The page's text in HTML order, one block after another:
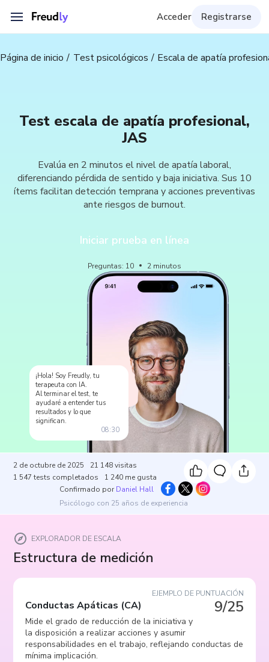
Acceder Registrarse
Página de inicio Test psicológicos Escala de apatía
Test escala de apatía profesional,
JAS
Evalúa en 2 minutos el nivel de apatía laboral,
diferenciando pérdida de sentido y baja iniciativa. Sus 10
ítems facilitan detección temprana y acciones preventivas
ante riesgos de burnout.
Iniciar prueba en línea
Preguntas: 10 2 minutos
¡Hola! Soy Freudly, tu
terapeuta con IA.
Al terminar el test, te
ayudaré a entender tus
resultados y lo que
significan.
08:30
2 de octubre de 2025 21 148 visitas
1 547 tests completados 1 240 me gusta
Confirmado por Daniel Hall
Psicólogo con 25 años de experiencia
EXPLORADOR DE ESCALA
Estructura de medición
EJEMPLO DE PUNTUACIÓN
9/25
Conductas Apáticas (CA)
Mide el grado de reducción de la iniciativa y
la disposición a realizar acciones y asumir
responsabilidades en el trabajo, reflejando conductas de
mínima implicación.